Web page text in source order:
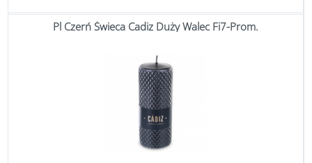
Pl Czerń Świeca Cadiz Duży Walec Fi7-Prom.